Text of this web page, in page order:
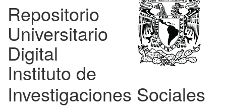
Repositorio
Universitario
Digital
Instituto de
Investigaciones Sociales